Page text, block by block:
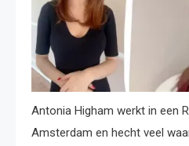
Antonia Higham werkt in een
Amsterdam en hecht veel